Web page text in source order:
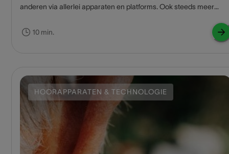
anderen via allerlei apparaten en platforms. Ook steeds meer
of computer. Maar niet alle mensen op leeftijd vinden het
gemakkelijk om met de nieuwe apparaten om te gaan. Zij blijven
je niet veel informatie over telefoons voor oudere mensen.
10 min.
HOORAPPARATEN & TECHNOLOGIE